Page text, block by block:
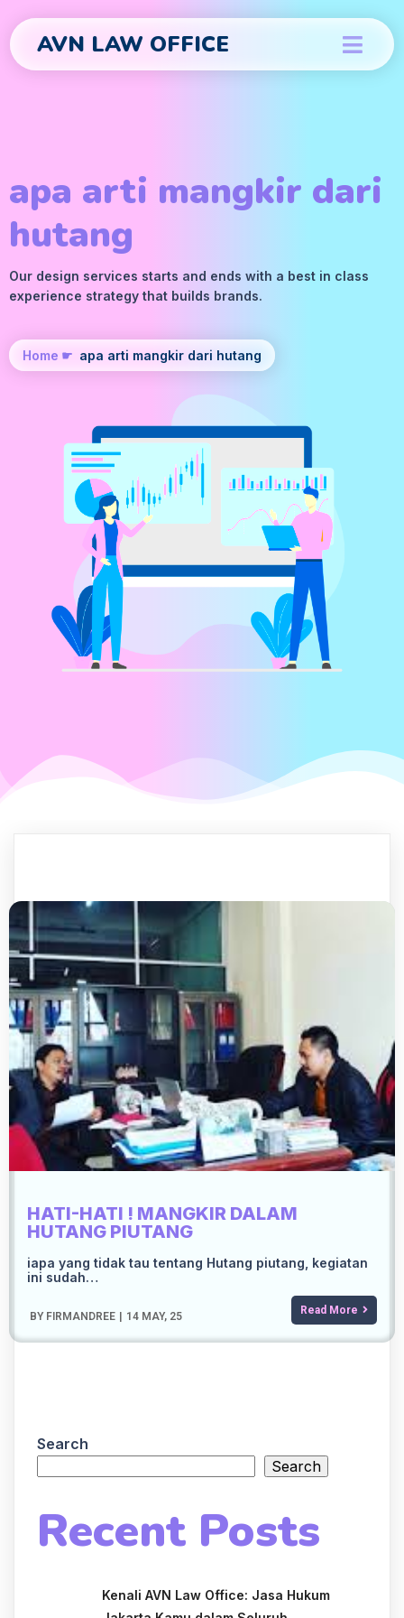
AVN LAW OFFICE
apa arti mangkir dari
hutang
Our design services starts and ends with a best in class
experience strategy that builds brands.
Home ☛ apa arti mangkir dari hutang
HATI-HATI ! MANGKIR DALAM
HUTANG PIUTANG
BY FIRMANDREE 14 MAY, 25
iapa yang tidak tau tentang Hutang piutang, kegiatan
ini sudah…
Read More
Search
Search
Recent Posts
Kenali AVN Law Office: Jasa Hukum